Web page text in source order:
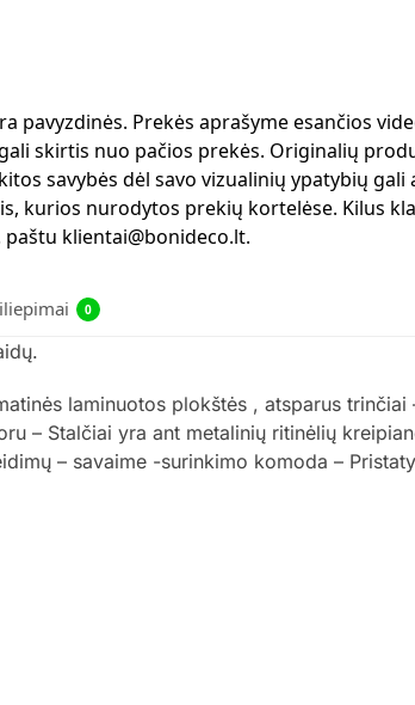
Prekės aprašyme esančios
skirtis nuo pačios prekės. Originalių
savybės dėl savo vizualinių ypatybių
kurios nurodytos prekių kortelėse. Kilus
paštu klientai@bonideco.lt.
0
laminuotos plokštės , atsparus trinčiai
– Stalčiai yra ant metalinių ritinėlių
– savaime -surinkimo komoda –